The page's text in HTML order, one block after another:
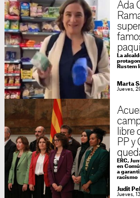
Ada
La
Rustem
Marta
Jueves,
libre
PP y
ERC,
en
a
racismo
Judit
Jueves,